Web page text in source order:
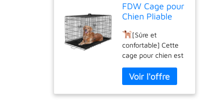
FDW Cage pour
Chien Pliable
Plateau
Amovible, 122 x
75 x 81 cm,
Cage de
Transport
Chien, Lapin,
Chiot et
[Sûre et
confortable] Cette
cage pour chien est
métallique durable,
solide et résistant à
la rouille avec une